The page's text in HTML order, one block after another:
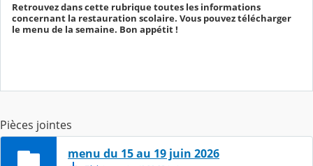
Retrouvez dans cette rubrique toutes les informations
concernant la restauration scolaire. Vous pouvez télécharger
le menu de la semaine. Bon appétit !
Pièces jointes
menu du 15 au 19 juin 2026